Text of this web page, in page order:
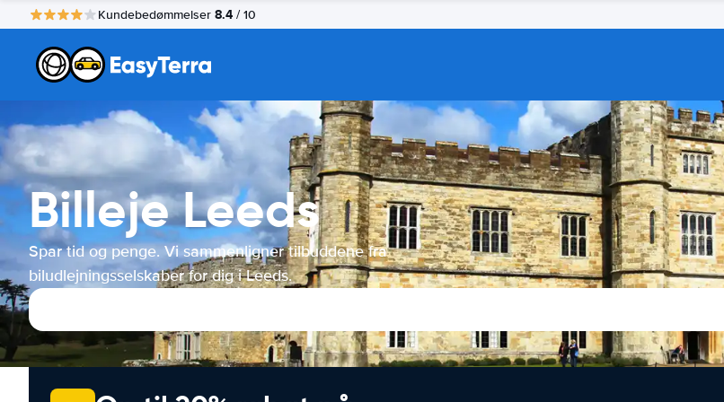
Kundebedømmelser 8.4 / 10
Billeje Leeds
Spar tid og penge. Vi sammenligner tilbuddene fra
biludlejningsselskaber for dig i Leeds.